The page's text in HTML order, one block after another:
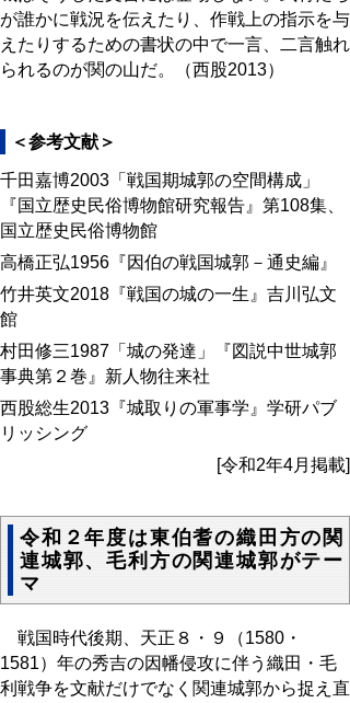
が誰かに戦況を伝えたり、作戦上の指示を与
えたりするための書状の中で一言、二言触れ
られるのが関の山だ。（西股2013）
＜参考文献＞
千田嘉博2003「戦国期城郭の空間構成」
『国立歴史民俗博物館研究報告』第108集、
国立歴史民俗博物館
高橋正弘1956『因伯の戦国城郭－通史編』
竹井英文2018『戦国の城の一生』吉川弘文
館
村田修三1987「城の発達」『図説中世城郭
事典第２巻』新人物往来社
西股総生2013『城取りの軍事学』学研パブ
リッシング
[令和2年4月掲載]
令和２年度は東伯耆の織田方の関
連城郭、毛利方の関連城郭がテー
マ
戦国時代後期、天正８・９（1580・
1581）年の秀吉の因幡侵攻に伴う織田・毛
利戦争を文献だけでなく関連城郭から捉え直